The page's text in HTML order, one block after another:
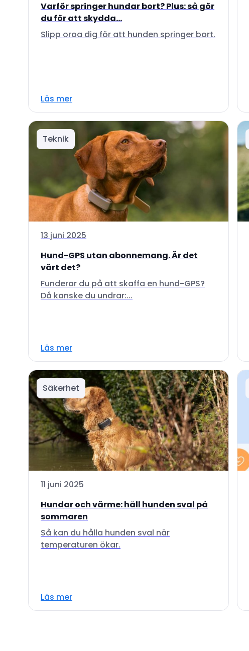
Varför springer hundar bort? Plus: så gör
du för att skydda...
Slipp oroa dig för att hunden springer bort.
Läs mer
Teknik
13 juni 2025
Hund-GPS utan abonnemang. Är det
värt det?
Funderar du på att skaffa en hund-GPS?
Då kanske du undrar:...
Läs mer
Säkerhet
11 juni 2025
Hundar och värme: håll hunden sval på
sommaren
Så kan du hålla hunden sval när
temperaturen ökar.
Läs mer